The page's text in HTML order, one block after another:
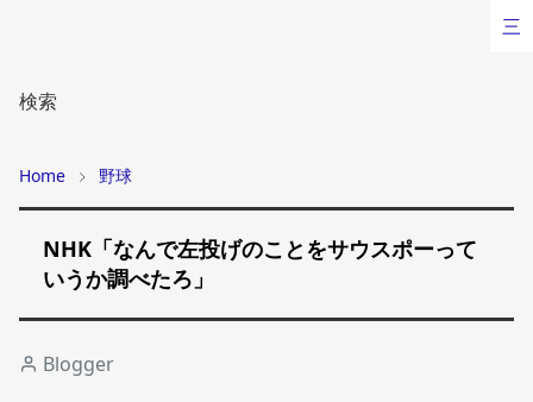
検索
Home 野球
NHK「なんで左投げのことをサウスポーって
いうか調べたろ」
Blogger
三